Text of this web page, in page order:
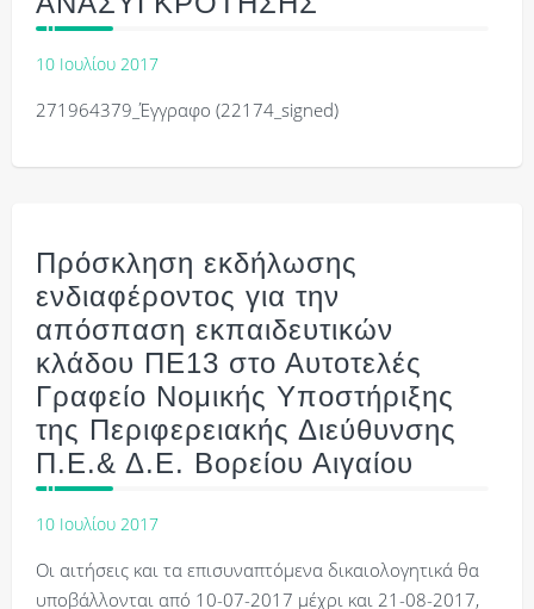
10 Ιουλίου 2017
271964379_Έγγραφο (22174_signed)
Πρόσκληση εκδήλωσης
ενδιαφέροντος για την
απόσπαση εκπαιδευτικών
κλάδου ΠΕ13 στο Αυτοτελές
Γραφείο Νομικής Υποστήριξης
της Περιφερειακής Διεύθυνσης
Π.Ε.& Δ.Ε. Βορείου Αιγαίου
10 Ιουλίου 2017
Οι αιτήσεις και τα επισυναπτόμενα δικαιολογητικά θα
υποβάλλονται από 10-07-2017 μέχρι και 21-08-2017,